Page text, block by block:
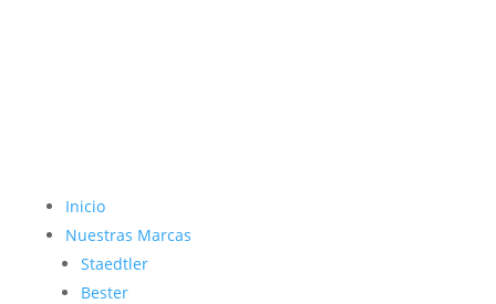
Inicio
Nuestras Marcas
Staedtler
Bester